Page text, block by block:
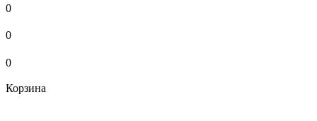
0
0
0
Корзина